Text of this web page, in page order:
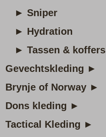
► Sniper
► Hydration
► Tassen & koffers
Gevechtskleding ►
Brynje of Norway ►
Dons kleding ►
Tactical Kleding ►